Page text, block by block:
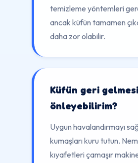
temizleme yöntemleri
ancak küfün tamamen
daha zor olabilir.
Küfün geri
önleyebilirim?
Uygun havalandırmayı
kumaşları kuru tutun.
kıyafetleri çamaşır